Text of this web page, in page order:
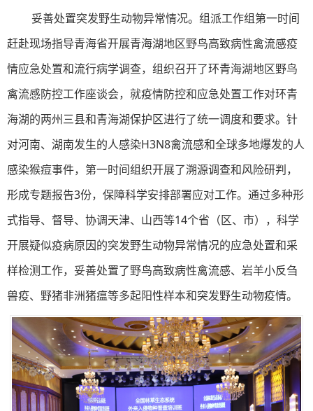
妥善处置突发野生动物异常情况。组派工作组第一时间
赶赴现场指导青海省开展青海湖地区野鸟高致病性禽流感疫
情应急处置和流行病学调查，组织召开了环青海湖地区野鸟
禽流感防控工作座谈会，就疫情防控和应急处置工作对环青
海湖的两州三县和青海湖保护区进行了统一调度和要求。针
对河南、湖南发生的人感染H3N8禽流感和全球多地爆发的人
感染猴痘事件，第一时间组织开展了溯源调查和风险研判，
形成专题报告3份，保障科学安排部署应对工作。通过多种形
式指导、督导、协调天津、山西等14个省（区、市），科学
开展疑似疫病原因的突发野生动物异常情况的应急处置和采
样检测工作，妥善处置了野鸟高致病性禽流感、岩羊小反刍
兽疫、野猪非洲猪瘟等多起阳性样本和突发野生动物疫情。